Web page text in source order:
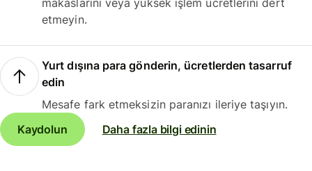
makaslarını veya yüksek işlem ücretlerini dert
etmeyin.
Yurt dışına para gönderin, ücretlerden tasarruf
edin
Mesafe fark etmeksizin paranızı ileriye taşıyın.
Kaydolun
Daha fazla bilgi edinin